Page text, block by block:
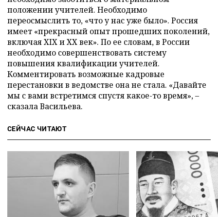
положении учителей. Необходимо
переосмыслить то, «что у нас уже было». Россия
имеет «прекрасный опыт прошедших поколений,
включая XIX и ХХ век». По ее словам, в России
необходимо совершенствовать систему
повышения квалификации учителей.
Комментировать возможные кадровые
перестановки в ведомстве она не стала. «Давайте
мы с вами встретимся спустя какое-то время», –
сказала Васильева.
СЕЙЧАС ЧИТАЮТ